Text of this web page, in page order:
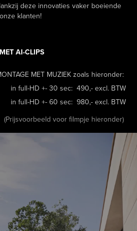
deze innovaties vaker boeiende
klanten!
AI-CLIPS
MET MUZIEK zoals hieronder:
in full-HD +- 30 sec: 490,- excl. BTW
in full-HD +- 60 sec: 980,- excl. BTW
(Prijsvoorbeeld voor filmpje hieronder)